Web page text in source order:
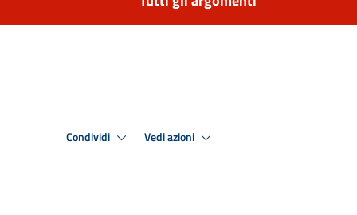
Condividi Vedi azioni